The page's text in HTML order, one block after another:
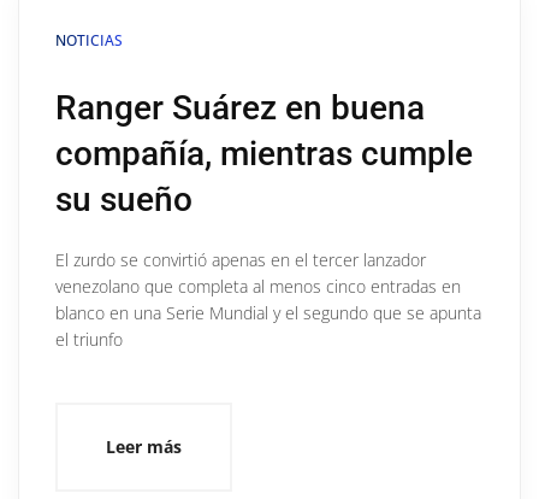
NOTICIAS
Ranger Suárez en buena
compañía, mientras cumple
su sueño
El zurdo se convirtió apenas en el tercer lanzador
venezolano que completa al menos cinco entradas en
blanco en una Serie Mundial y el segundo que se apunta
el triunfo
Leer más